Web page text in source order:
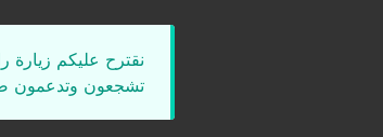
نقترح عليكم زيارة
تشجعون وتدعمون